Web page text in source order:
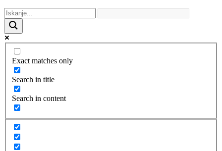
Exact matches only
Search in title
Search in content